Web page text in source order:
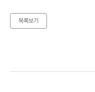
2016 제1차 이사회
목록보기